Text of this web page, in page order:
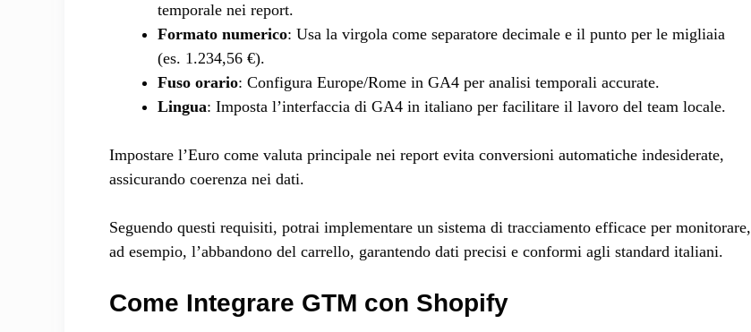
temporale nei report.
Formato numerico: Usa la virgola come separatore decimale e il punto per le migliaia
(es. 1.234,56 €).
Fuso orario: Configura Europe/Rome in GA4 per analisi temporali accurate.
Lingua: Imposta l’interfaccia di GA4 in italiano per facilitare il lavoro del team locale.
Impostare l’Euro come valuta principale nei report evita conversioni automatiche indesiderate,
assicurando coerenza nei dati.
Seguendo questi requisiti, potrai implementare un sistema di tracciamento efficace per monitorare,
ad esempio, l’abbandono del carrello, garantendo dati precisi e conformi agli standard italiani.
Come Integrare GTM con Shopify